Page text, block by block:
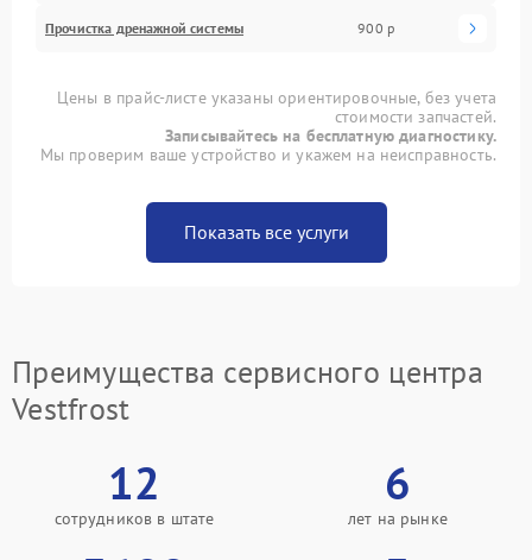
Прочистка дренажной системы 900 р
Цены в прайс-листе указаны ориентировочные, без учета
стоимости запчастей.
Записывайтесь на бесплатную диагностику.
Мы проверим ваше устройство и укажем на неисправность.
Показать все услуги
Преимущества сервисного центра
Vestfrost
12
сотрудников в штате
6
лет на рынке